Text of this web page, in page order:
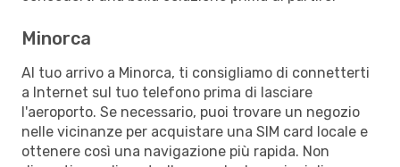
Minorca
Al tuo arrivo a Minorca, ti consigliamo di connetterti
a Internet sul tuo telefono prima di lasciare
l'aeroporto. Se necessario, puoi trovare un negozio
nelle vicinanze per acquistare una SIM card locale e
ottenere così una navigazione più rapida. Non